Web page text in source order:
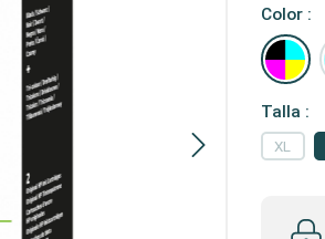
Color :
Talla :
XL